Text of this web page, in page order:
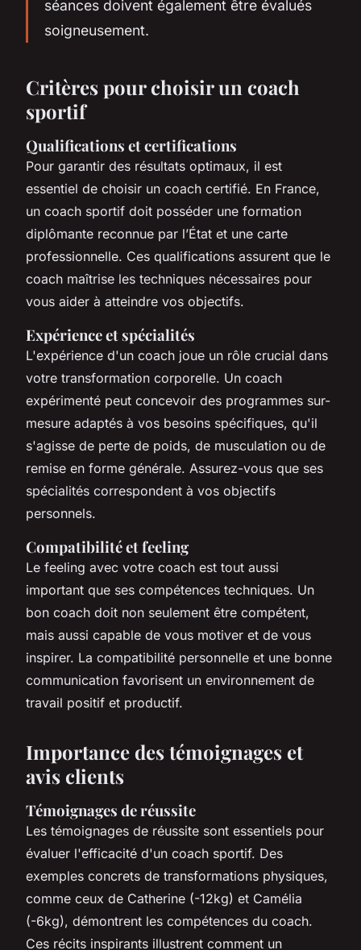
séances doivent également être évalués
soigneusement.
Critères pour choisir un coach
sportif
Qualifications et certifications
Pour garantir des résultats optimaux, il est
essentiel de choisir un coach certifié. En France,
un coach sportif doit posséder une formation
diplômante reconnue par l’État et une carte
professionnelle. Ces qualifications assurent que le
coach maîtrise les techniques nécessaires pour
vous aider à atteindre vos objectifs.
Expérience et spécialités
L'expérience d'un coach joue un rôle crucial dans
votre transformation corporelle. Un coach
expérimenté peut concevoir des programmes sur-
mesure adaptés à vos besoins spécifiques, qu'il
s'agisse de perte de poids, de musculation ou de
remise en forme générale. Assurez-vous que ses
spécialités correspondent à vos objectifs
personnels.
Compatibilité et feeling
Le feeling avec votre coach est tout aussi
important que ses compétences techniques. Un
bon coach doit non seulement être compétent,
mais aussi capable de vous motiver et de vous
inspirer. La compatibilité personnelle et une bonne
communication favorisent un environnement de
travail positif et productif.
Importance des témoignages et
avis clients
Témoignages de réussite
Les témoignages de réussite sont essentiels pour
évaluer l'efficacité d'un coach sportif. Des
exemples concrets de transformations physiques,
comme ceux de Catherine (-12kg) et Camélia
(-6kg), démontrent les compétences du coach.
Ces récits inspirants illustrent comment un